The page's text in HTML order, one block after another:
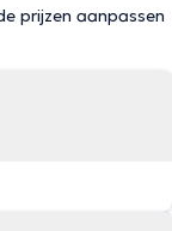
prijzen aanpassen